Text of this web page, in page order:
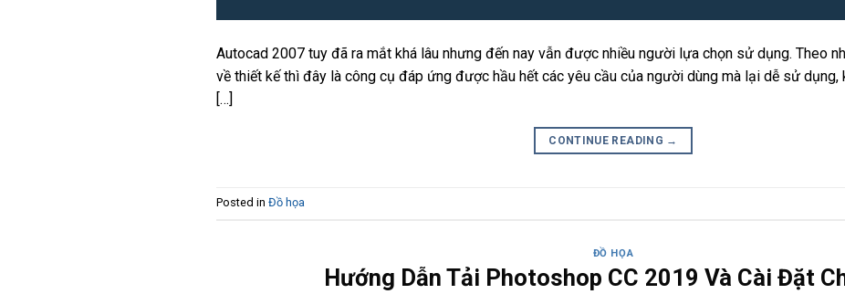
Autocad 2007 tuy đã ra mắt khá lâu nhưng đến nay vẫn được nhiều người lựa chọn sử dụng. Theo
về thiết kế thì đây là công cụ đáp ứng được hầu hết các yêu cầu của người dùng mà lại dễ sử dụng,
[…]
CONTINUE READING →
Posted in Đồ họa
ĐỒ HỌA
Hướng Dẫn Tải Photoshop CC 2019 Và Cài Đặt